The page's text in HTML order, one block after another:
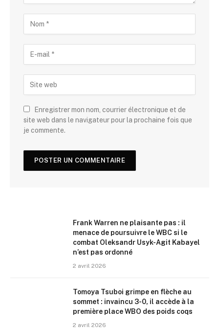
Enregistrer mon nom, courrier électronique et de
site web dans le navigateur pour la prochaine fois que
je commente.
Frank Warren ne plaisante pas : il
menace de poursuivre le WBC si le
combat Oleksandr Usyk-Agit Kabayel
n’est pas ordonné
2 avril 2026
Tomoya Tsuboi grimpe en flèche au
sommet : invaincu 3-0, il accède à la
première place WBO des poids coqs
2 avril 2026